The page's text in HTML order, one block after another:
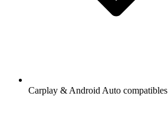
Carplay & Android Auto compatibles